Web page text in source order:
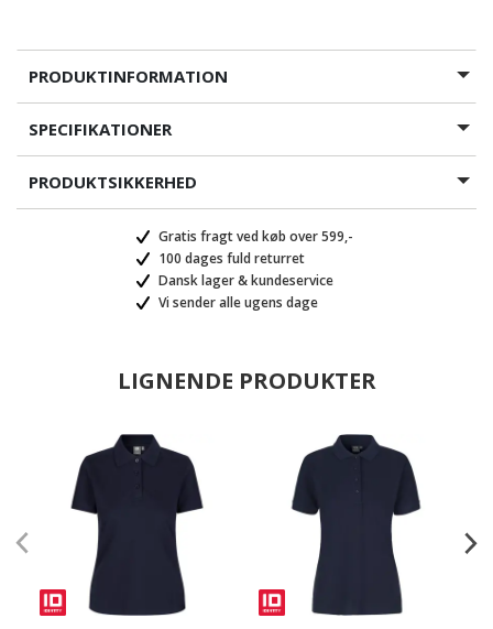
PRODUKTINFORMATION
SPECIFIKATIONER
PRODUKTSIKKERHED
Gratis fragt ved køb over 599,-
100 dages fuld returret
Dansk lager & kundeservice
Vi sender alle ugens dage
LIGNENDE PRODUKTER